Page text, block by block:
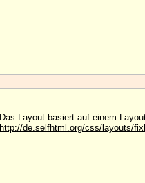
Das Layout basiert auf einem
http://de.selfhtml.org/css/layouts/